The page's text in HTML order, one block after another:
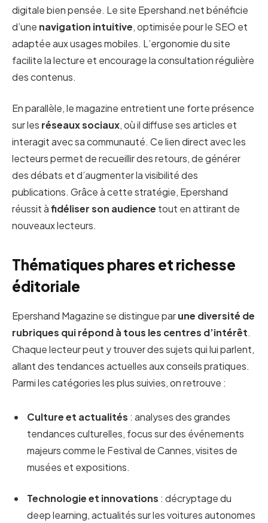
digitale bien pensée. Le site Epershand.net bénéficie
d’une navigation intuitive, optimisée pour le SEO et
adaptée aux usages mobiles. L’ergonomie du site
facilite la lecture et encourage la consultation régulière
des contenus.
En parallèle, le magazine entretient une forte présence
sur les réseaux sociaux, où il diffuse ses articles et
interagit avec sa communauté. Ce lien direct avec les
lecteurs permet de recueillir des retours, de générer
des débats et d’augmenter la visibilité des
publications. Grâce à cette stratégie, Epershand
réussit àfidéliser son audience tout en attirant de
nouveaux lecteurs.
Thématiques phares et richesse
éditoriale
Epershand Magazine se distingue parune diversité de
rubriques qui répond à tous les centres d’intérêt.
Chaque lecteur peut y trouver des sujets qui lui parlent,
allant des tendances actuelles aux conseils pratiques.
Parmi les catégories les plus suivies, on retrouve :
Culture et actualités : analyses des grandes
tendances culturelles, focus sur des événements
majeurs comme le Festival de Cannes, visites de
musées et expositions.
Technologie et innovations : décryptage du
deep learning, actualités sur les voitures autonomes